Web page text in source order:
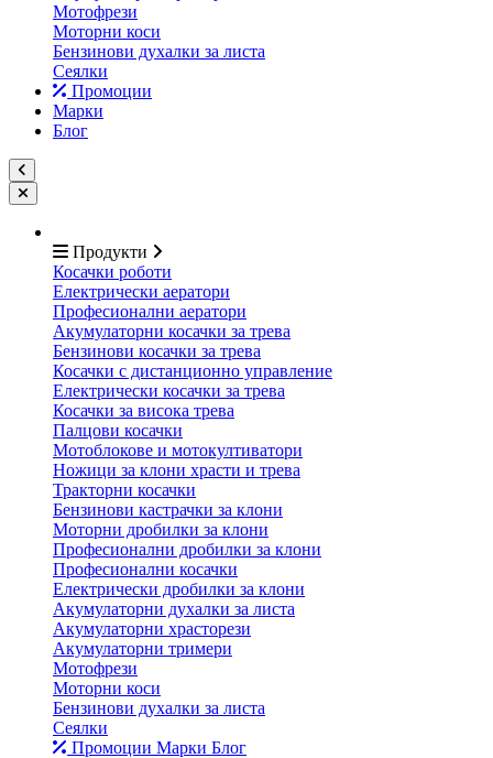
Мотофрези
Моторни коси
Бензинови духалки за листа
Сеялки
Промоции
Марки
Блог
Продукти
Косачки роботи
Електрически аератори
Професионални аератори
Акумулаторни косачки за трева
Бензинови косачки за трева
Косачки с дистанционно управление
Електрически косачки за трева
Косачки за висока трева
Палцови косачки
Мотоблокове и мотокултиватори
Ножици за клони храсти и трева
Тракторни косачки
Бензинови кастрачки за клони
Моторни дробилки за клони
Професионални дробилки за клони
Професионални косачки
Електрически дробилки за клони
Акумулаторни духалки за листа
Акумулаторни храсторези
Акумулаторни тримери
Мотофрези
Моторни коси
Бензинови духалки за листа
Сеялки
Промоции Марки Блог